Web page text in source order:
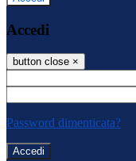
Accedi
button close ×
Password dimenticata?